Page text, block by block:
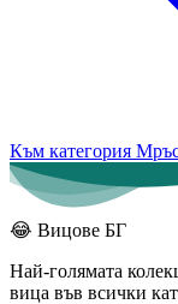
Към категория
😂 Вицове БГ
Най-голямата
вица във всички